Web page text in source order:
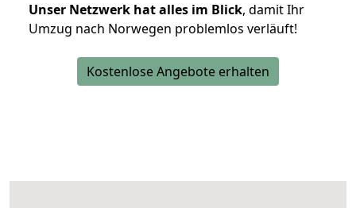
Unser Netzwerk hat alles im Blick, damit Ihr
Umzug nach Norwegen problemlos verläuft!
Kostenlose Angebote erhalten